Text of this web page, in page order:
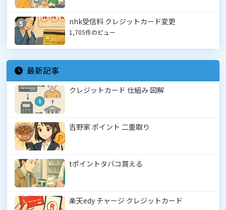
5 nhk受信料 クレジットカード変更
1,705件のビュー
最新記事
クレジットカード 仕組み 図解
吉野家 ポイント 二重取り
tポイントタバコ買える
楽天edy チャージ クレジットカード